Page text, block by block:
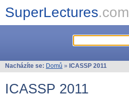
SuperLectures.com
Nacházíte se: Domů » ICASSP 2011
ICASSP 2011